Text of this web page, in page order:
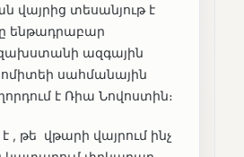
վայրից տեսանյութ է
ենթադրաբար
ազգային
սահմանային
է Ռիա Նովոստին։
, թե վթարի վայրում ինչ